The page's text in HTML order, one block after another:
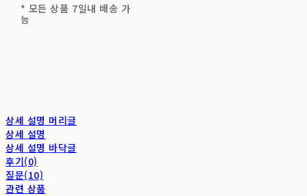
* 모든 상품 7일내 배송 가
능
상세 설명 머리글
상세 설명
상세 설명 바닥글
후기(0)
질문(10)
관련 상품